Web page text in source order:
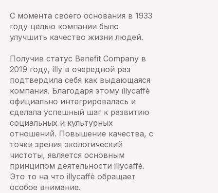
С момента своего основания в 1933
году целью компании было
улучшить качество жизни людей.
Получив статус Benefit Company в
2019 году, illy в очередной раз
подтвердила себя как выдающаяся
компания. Благодаря этому illycaffè
официально интегрировалась и
сделала успешный шаг к развитию
социальных и культурных
отношений. Повышение качества, с
точки зрения экологический
чистоты, является основным
принципом деятельности illycaffè.
Это то на что illycaffè обращает
особое внимание.